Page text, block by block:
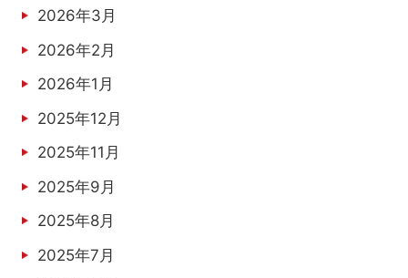
2026年3月
2026年2月
2026年1月
2025年12月
2025年11月
2025年9月
2025年8月
2025年7月